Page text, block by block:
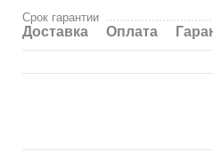
каркасом.
Упакованный заказ будет
Срок гарантии
Доставка Оплата